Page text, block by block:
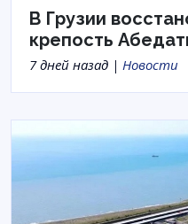
В Грузии
крепость
7 дней назад | Новости